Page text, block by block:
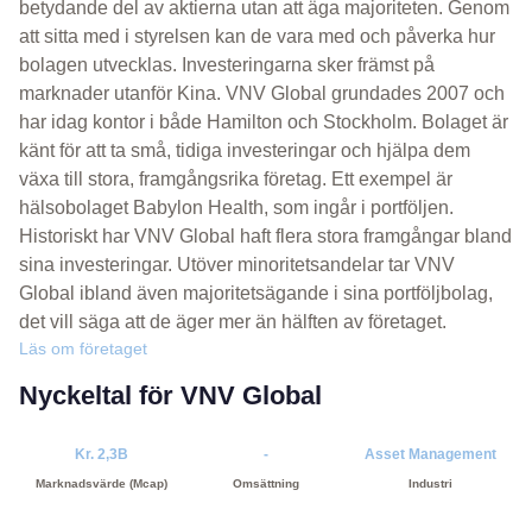
betydande del av aktierna utan att äga majoriteten. Genom
att sitta med i styrelsen kan de vara med och påverka hur
bolagen utvecklas. Investeringarna sker främst på
marknader utanför Kina. VNV Global grundades 2007 och
har idag kontor i både Hamilton och Stockholm. Bolaget är
känt för att ta små, tidiga investeringar och hjälpa dem
växa till stora, framgångsrika företag. Ett exempel är
hälsobolaget Babylon Health, som ingår i portföljen.
Historiskt har VNV Global haft flera stora framgångar bland
sina investeringar. Utöver minoritetsandelar tar VNV
Global ibland även majoritetsägande i sina portföljbolag,
det vill säga att de äger mer än hälften av företaget.
Läs om företaget
Nyckeltal för VNV Global
Kr. 2,3B
Marknadsvärde (Mcap)
-
Omsättning
Asset Management
Industri